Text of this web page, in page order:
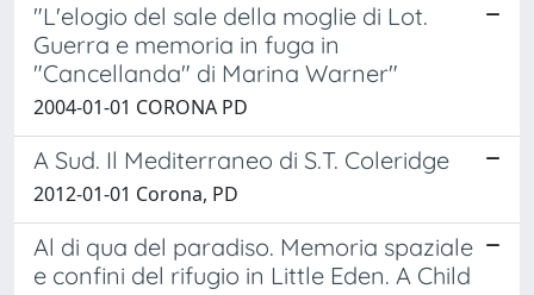
"L'elogio del sale della moglie di Lot.
Guerra e memoria in fuga in
"Cancellanda" di Marina Warner"
2004-01-01 CORONA PD
A Sud. Il Mediterraneo di S.T. Coleridge
2012-01-01 Corona, PD
Al di qua del paradiso. Memoria spaziale
e confini del rifugio in Little Eden. A Child